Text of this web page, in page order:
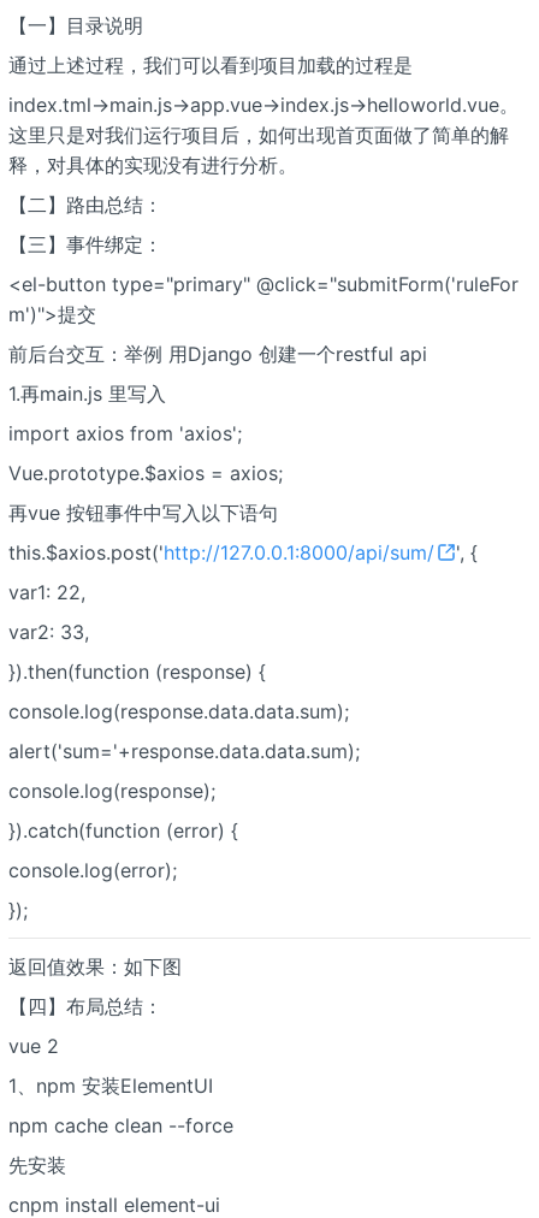
【一】目录说明
通过上述过程，我们可以看到项目加载的过程是
index.tml->main.js->app.vue->index.js->helloworld.vue。
这里只是对我们运行项目后，如何出现首页面做了简单的解
释，对具体的实现没有进行分析。
【二】路由总结：
【三】事件绑定：
<el-button type="primary" @click="submitForm('ruleFor
m')">提交
前后台交互：举例 用Django 创建一个restful api
1.再main.js 里写入
import axios from 'axios';
Vue.prototype.$axios = axios;
再vue 按钮事件中写入以下语句
this.$axios.post('http://127.0.0.1:8000/api/sum/
', {
var1: 22,
var2: 33,
}).then(function (response) {
console.log(response.data.data.sum);
alert('sum='+response.data.data.sum);
console.log(response);
}).catch(function (error) {
console.log(error);
});
返回值效果：如下图
【四】布局总结：
vue 2
1、npm 安装ElementUI
npm cache clean --force
先安装
cnpm install element-ui